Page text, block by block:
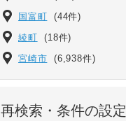
国富町 (44件)
綾町 (18件)
宮崎市 (6,938件)
再検索・条件の設定